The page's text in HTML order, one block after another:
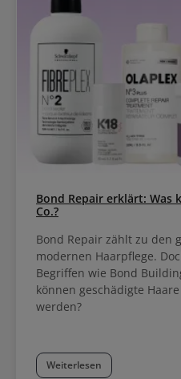
Bond Repair erklärt: Was
Co.?
Bond Repair zählt zu den
modernen Haarpflege.
Begriffen wie Bond
können geschädigte
werden?
Weiterlesen